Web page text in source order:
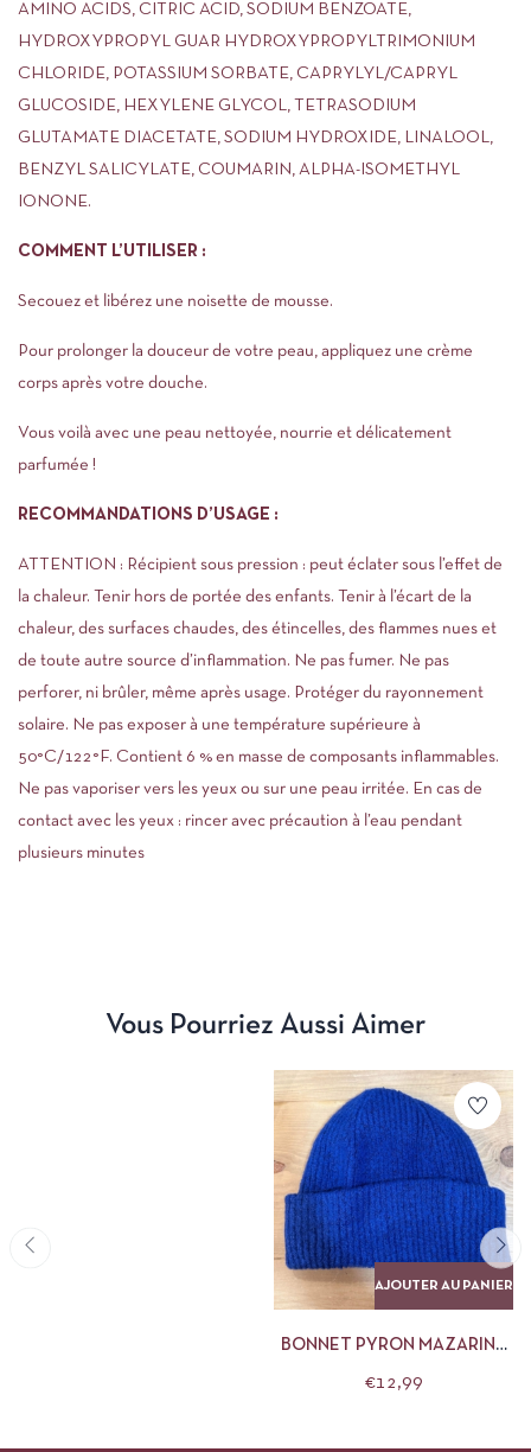
AMINO ACIDS, CITRIC ACID, SODIUM BENZOATE,
HYDROXYPROPYL GUAR HYDROXYPROPYLTRIMONIUM
CHLORIDE, POTASSIUM SORBATE, CAPRYLYL/CAPRYL
GLUCOSIDE, HEXYLENE GLYCOL, TETRASODIUM
GLUTAMATE DIACETATE, SODIUM HYDROXIDE, LINALOOL,
BENZYL SALICYLATE, COUMARIN, ALPHA-ISOMETHYL
IONONE.
COMMENT L’UTILISER :
Secouez et libérez une noisette de mousse.
Pour prolonger la douceur de votre peau, appliquez une crème
corps après votre douche.
Vous voilà avec une peau nettoyée, nourrie et délicatement
parfumée !
RECOMMANDATIONS D’USAGE :
ATTENTION : Récipient sous pression : peut éclater sous l’effet de
la chaleur. Tenir hors de portée des enfants. Tenir à l’écart de la
chaleur, des surfaces chaudes, des étincelles, des flammes nues et
de toute autre source d’inflammation. Ne pas fumer. Ne pas
perforer, ni brûler, même après usage. Protéger du rayonnement
solaire. Ne pas exposer à une température supérieure à
50°C/122°F. Contient 6 % en masse de composants inflammables.
Ne pas vaporiser vers les yeux ou sur une peau irritée. En cas de
contact avec les yeux : rincer avec précaution à l’eau pendant
plusieurs minutes
Vous Pourriez Aussi Aimer
AJOUTER AU PANIER
BONNET PYRON MAZARINE
€12,99